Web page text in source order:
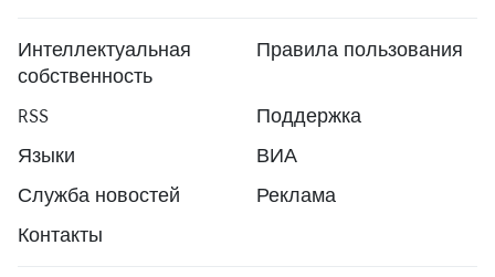
Интеллектуальная
собственность
Правила пользования
RSS
Поддержка
Языки
ВИА
Служба новостей
Реклама
Контакты